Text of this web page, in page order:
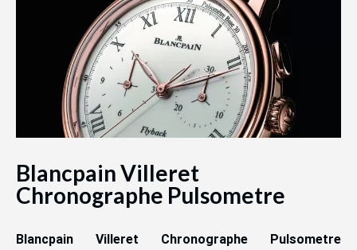
Blancpain Villeret
Chronographe Pulsometre
Blancpain Villeret Chronographe Pulsometre